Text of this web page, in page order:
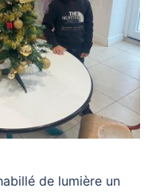
de lumière un